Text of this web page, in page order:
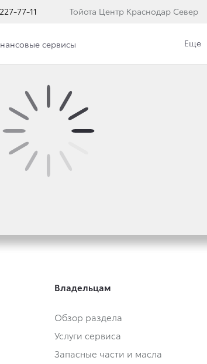
77-11 Тойота Центр Краснодар Север
сервисы Еще
Сотрудники
Владельцам
Обзор раздела
Услуги сервиса
Запасные части и масла